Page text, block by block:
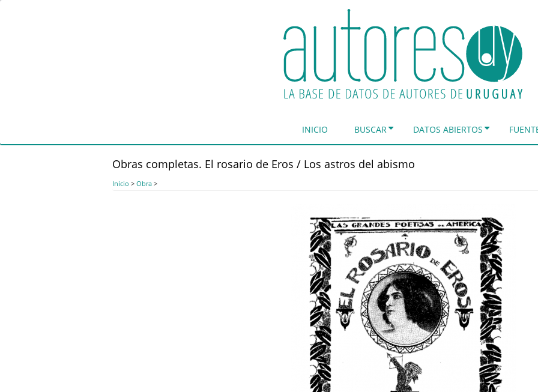
INICIO BUSCAR DATOS ABIERTOS
Obras completas. El rosario de Eros / Los astros del abismo
Inicio > Obra >